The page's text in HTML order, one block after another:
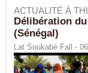
ACTUALITÉ À
Délibération
(Sénégal)
Lat Soukabé Fall -